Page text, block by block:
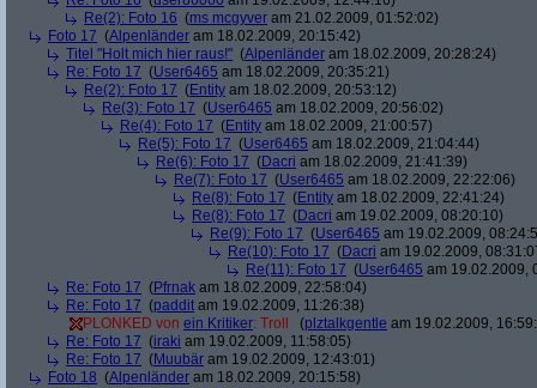
Re(2): Foto 16 (ms mcgyver am 21.02.2009, 01:52:02)
Foto 17 (Alpenländer am 18.02.2009, 20:15:42)
Titel "Holt mich hier raus!" (Alpenländer am 18.02.2009, 20:28:24)
Re: Foto 17 (User6465 am 18.02.2009, 20:35:21)
Re(2): Foto 17 (Entity am 18.02.2009, 20:53:12)
Re(3): Foto 17 (User6465 am 18.02.2009, 20:56:02)
Re(4): Foto 17 (Entity am 18.02.2009, 21:00:57)
Re(5): Foto 17 (User6465 am 18.02.2009, 21:04:44)
Re(6): Foto 17 (Dacri am 18.02.2009, 21:41:39)
Re(7): Foto 17 (User6465 am 18.02.2009, 22:22:06)
Re(8): Foto 17 (Entity am 18.02.2009, 22:41:24)
Re(8): Foto 17 (Dacri am 19.02.2009, 08:20:10)
Re(9): Foto 17 (User6465 am 19.02.2009,
Re(10): Foto 17 (Dacri am 19.02.2009,
Re(11): Foto 17 (User6465 am 19.02.2009,
Re: Foto 17 (Pfrnak am 18.02.2009, 22:58:04)
Re: Foto 17 (paddit am 19.02.2009, 11:26:38)
PLONKED von ein Kritiker: Troll (plztalkgentle am 19.02.2009,
Re: Foto 17 (iraki am 19.02.2009, 11:58:05)
Re: Foto 17 (Muubär am 19.02.2009, 12:43:01)
Foto 18 (Alpenländer am 18.02.2009, 20:15:58)